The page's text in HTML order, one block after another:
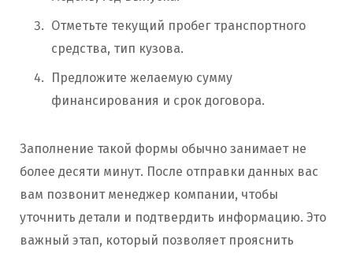
Отметьте текущий пробег транспортного
средства, тип кузова.
Предложите желаемую сумму
финансирования и срок договора.
Заполнение такой формы обычно занимает не
более десяти минут. После отправки данных вас
вам позвонит менеджер компании, чтобы
уточнить детали и подтвердить информацию. Это
важный этап, который позволяет прояснить